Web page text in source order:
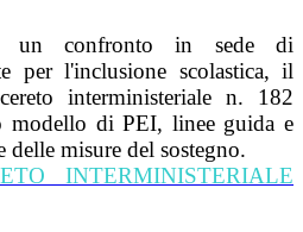
un confronto in sede di
per l'inclusione scolastica, il
interministeriale n. 182
modello di PEI, linee guida e
delle misure del sostegno.
INTERMINISTERIALE